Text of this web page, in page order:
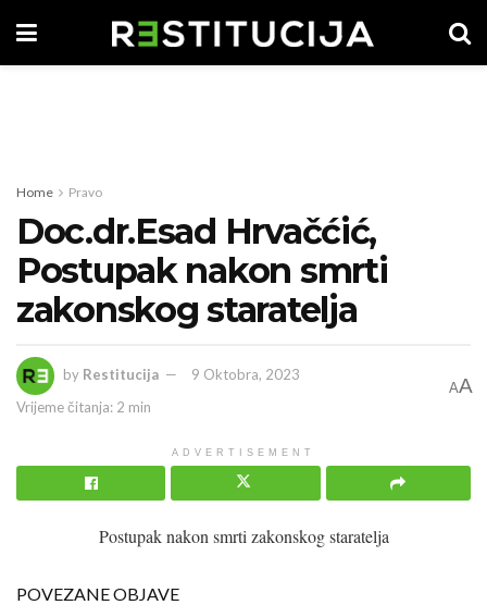
Home Pravo
Doc.dr.Esad Hrvačćić,
Postupak nakon smrti
zakonskog staratelja
by Restitucija
9 Oktobra, 2023
Vrijeme čitanja: 2 min
AA
ADVERTISEMENT
Postupak nakon smrti zakonskog staratelja
POVEZANE OBJAVE